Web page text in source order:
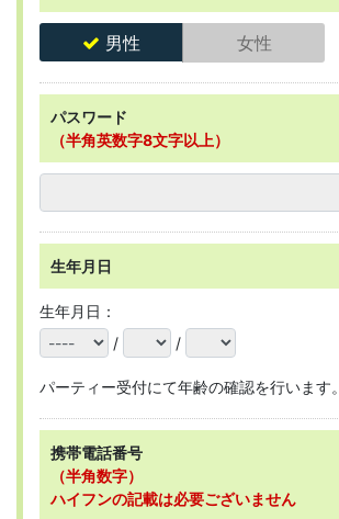
男性 女性
パスワード
（半角英数字8文字以上）
生年月日
生年月日：
/
/
パーティー受付にて年齢の確認を行います。
携帯電話番号
（半角数字）
ハイフンの記載は必要ございません